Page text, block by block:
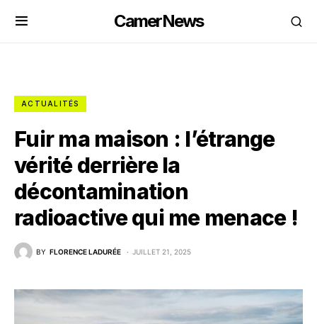
CamerNews
ACTUALITÉS
Fuir ma maison : l’étrange
vérité derrière la
décontamination
radioactive qui me menace !
BY FLORENCE LADURÉE JUILLET 21, 2025